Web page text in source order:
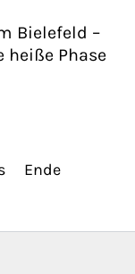
Bielefeld –
Phase
Ende